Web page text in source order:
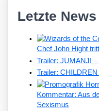
Letzte News
Chef John Hight
Trailer: JUMANJI
Trailer:
Kommentar: Aus
Sexismus